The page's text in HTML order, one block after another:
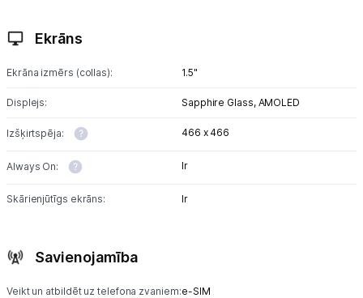
Ekrāns
Ekrāna izmērs (collas): 1.5"
Displejs: Sapphire Glass, AMOLED
Izšķirtspēja: 466 x 466
Always On: Ir
Skārienjūtīgs ekrāns: Ir
Savienojamība
Veikt un atbildēt uz telefona zvaniem:e-SIM